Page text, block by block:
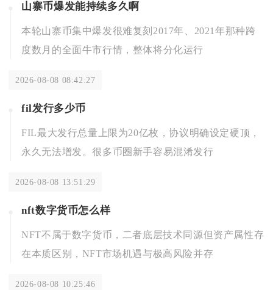
山寨币爆发能持续多久啊
本轮山寨币集中爆发很难复刻2017年、2021年那种跨
度数月的全面牛市行情，整体将分化运行
2026-08-08 08:42:27
fil发行多少币
FIL最大发行总量上限为20亿枚，协议明确设定硬顶，
永久无法增发。很多币圈新手容易混淆发行
2026-08-08 13:51:29
nft数字货币怎么样
NFT不属于数字货币，二者底层技术同源但资产属性存
在本质区别，NFT市场机遇与极高风险并存
2026-08-08 10:25:46